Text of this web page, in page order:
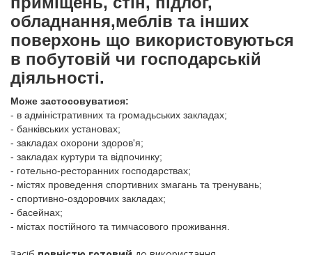
обладнання,меблів та інших
поверхонь що використовуються
в побутовій чи господарській
діяльності.
Може застосовуватися:
- в адміністративних та громадьських закладах;
- банківських установах;
- закладах охорони здоров'я;
- закладах куртури та відпочинку;
- готельно-ресторанних господарствах;
- містях проведення спортивних змагань та тренувань;
- спортивно-оздоровчих закладах;
- басейнах;
- містах постійного та тимчасового проживання.